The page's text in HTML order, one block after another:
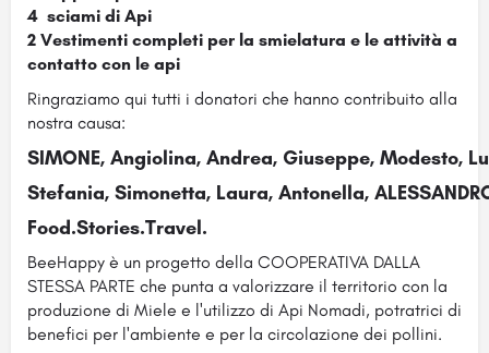
4 sciami di Api
2 Vestimenti completi per la smielatura e le attività a
contatto con le api
Ringraziamo qui tutti i donatori che hanno contribuito alla
nostra causa:
SIMONE, Angiolina, Andrea, Giuseppe, Modesto,
Stefania, Simonetta, Laura, Antonella,
Food.Stories.Travel.
BeeHappy è un progetto della COOPERATIVA DALLA
STESSA PARTE che punta a valorizzare il territorio con la
produzione di Miele e l'utilizzo di Api Nomadi, potratrici di
benefici per l'ambiente e per la circolazione dei pollini.